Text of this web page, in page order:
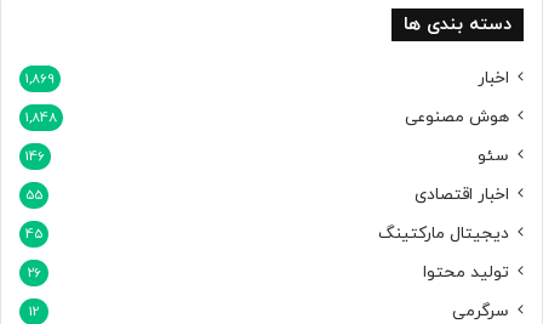
دسته بندی ها
اخبار 1,869
هوش مصنوعی 1,848
سئو 146
اخبار اقتصادی 55
دیجیتال مارکتینگ 45
تولید محتوا 26
سرگرمی 12